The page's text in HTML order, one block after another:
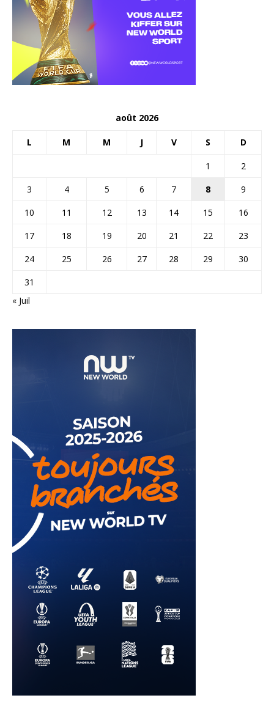
août 2026
L M M J V S D
1
2
3
4 5 6 7 8
9
10
11 12 13 14 15
16
17
18 19 20 21 22
23
24
25 26 27 28 29
30
31
« Juil